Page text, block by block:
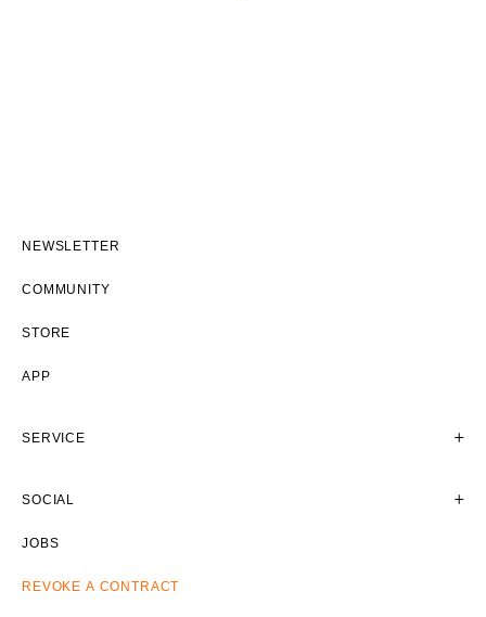
NEWSLETTER
COMMUNITY
STORE
APP
SERVICE
SOCIAL
JOBS
REVOKE A CONTRACT